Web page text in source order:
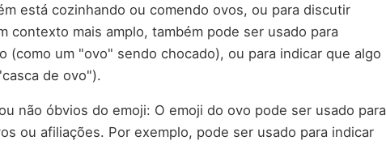
está cozinhando ou comendo ovos, ou para discutir
contexto mais amplo, também pode ser usado para
(como um "ovo" sendo chocado), ou para indicar que algo
de ovo").
não óbvios do emoji: O emoji do ovo pode ser usado para
ou afiliações. Por exemplo, pode ser usado para indicar